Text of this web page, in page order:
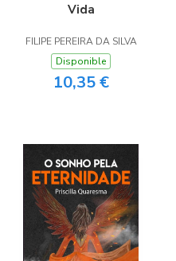
Vida
FILIPE PEREIRA DA SILVA
Disponible
10,35 €